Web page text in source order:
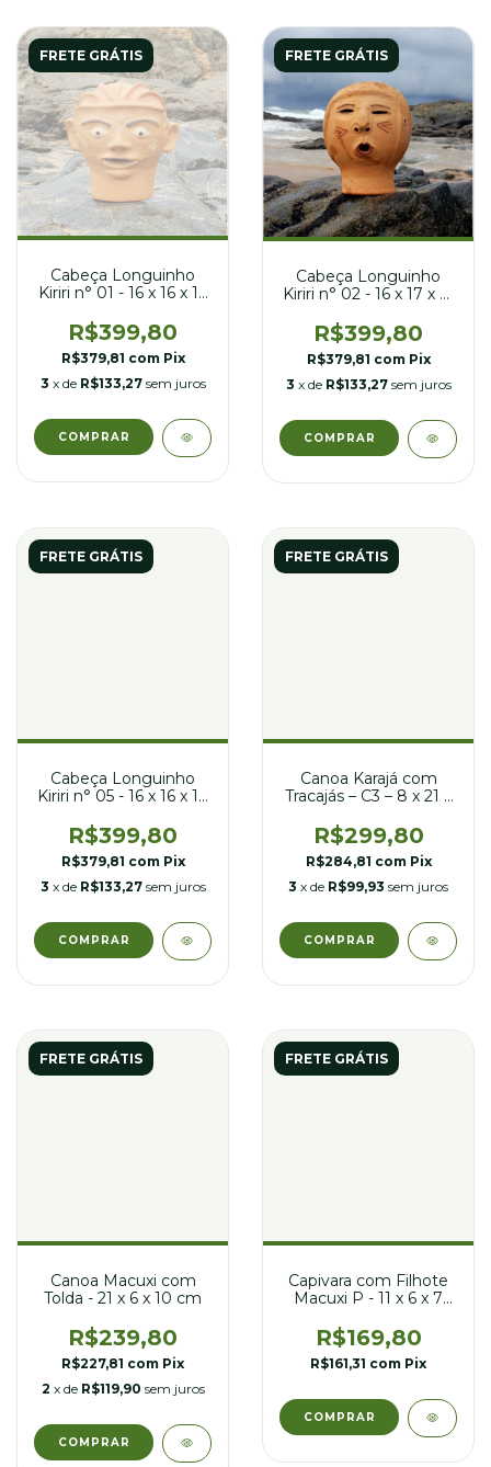
FRETE GRÁTIS
Cabeça Longuinho
Kiriri n° 01 - 16 x 16 x 17
R$399,80
R$379,81 com Pix
3 x de R$133,27 sem juros
FRETE GRÁTIS
Cabeça Longuinho
Kiriri n° 02 - 16 x 17 x 21
R$399,80
R$379,81 com Pix
3 x de R$133,27 sem juros
FRETE GRÁTIS
Cabeça Longuinho
Kiriri n° 05 - 16 x 16 x 19
R$399,80
R$379,81 com Pix
3 x de R$133,27 sem juros
FRETE GRÁTIS
Canoa Karajá com
Tracajás – C3 – 8 x 21 x
R$299,80
R$284,81 com Pix
3 x de R$99,93 sem juros
FRETE GRÁTIS
Canoa Macuxi com
Tolda - 21 x 6 x 10 cm
R$239,80
R$227,81 com Pix
2 x de R$119,90 sem juros
FRETE GRÁTIS
Capivara com Filhote
Macuxi P - 11 x 6 x 7
R$169,80
R$161,31 com Pix